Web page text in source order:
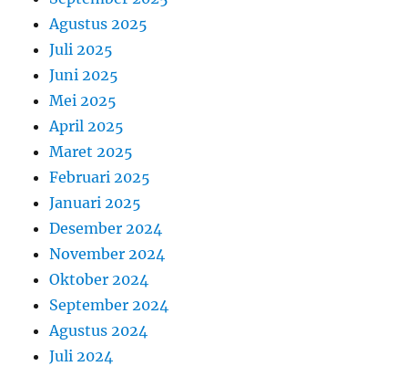
Agustus 2025
Juli 2025
Juni 2025
Mei 2025
April 2025
Maret 2025
Februari 2025
Januari 2025
Desember 2024
November 2024
Oktober 2024
September 2024
Agustus 2024
Juli 2024